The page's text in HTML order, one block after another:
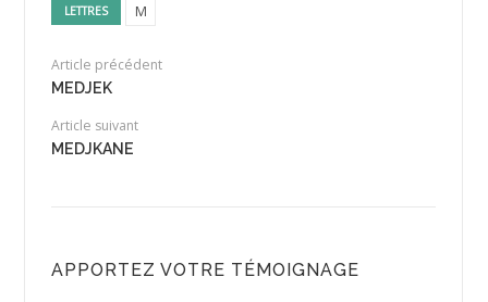
LETTRES M
Article précédent
MEDJEK
Article suivant
MEDJKANE
APPORTEZ VOTRE TÉMOIGNAGE